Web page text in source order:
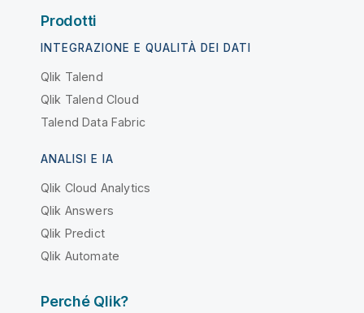
Prodotti
INTEGRAZIONE E QUALITÀ DEI DATI
Qlik Talend
Qlik Talend Cloud
Talend Data Fabric
ANALISI E IA
Qlik Cloud Analytics
Qlik Answers
Qlik Predict
Qlik Automate
Perché Qlik?